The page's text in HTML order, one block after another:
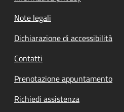
Note legali
Dichiarazione di accessibilità
Contatti
Prenotazione appuntamento
Richiedi assistenza